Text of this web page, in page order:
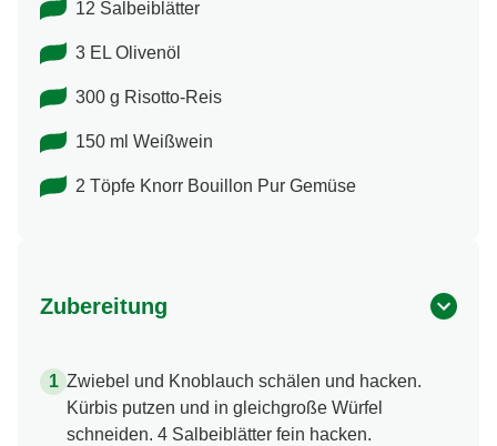
12 Salbeiblätter
3 EL Olivenöl
300 g Risotto-Reis
150 ml Weißwein
2 Töpfe Knorr Bouillon Pur Gemüse
Zubereitung
Zwiebel und Knoblauch schälen und hacken.
Kürbis putzen und in gleichgroße Würfel
schneiden. 4 Salbeiblätter fein hacken.